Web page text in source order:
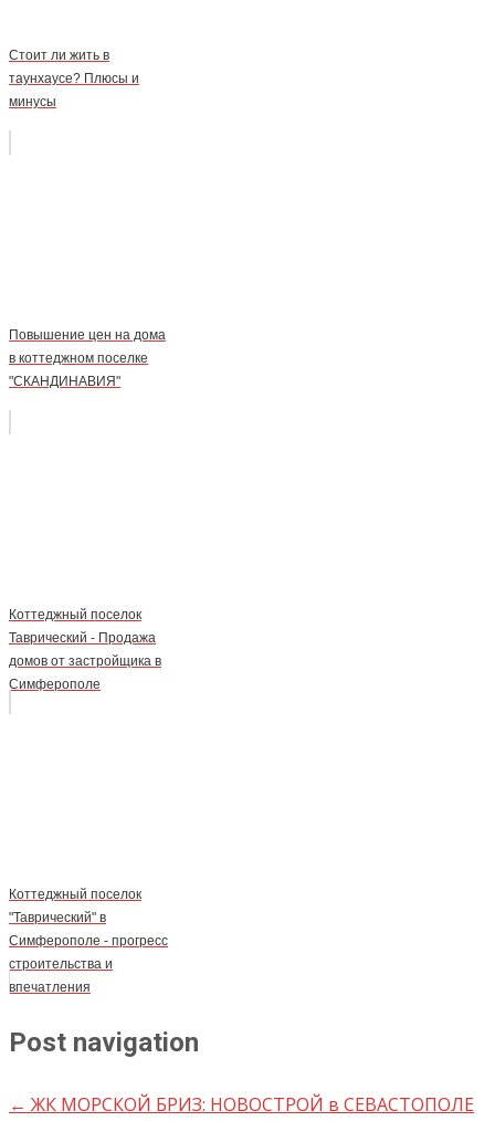
Стоит ли жить в
таунхаусе? Плюсы и
минусы
Повышение цен на дома
в коттеджном поселке
"СКАНДИНАВИЯ"
Коттеджный поселок
Таврический - Продажа
домов от застройщика в
Симферополе
Коттеджный поселок
"Таврический" в
Симферополе - прогресс
строительства и
впечатления
Post navigation
← ЖК МОРСКОЙ БРИЗ: НОВОСТРОЙ в СЕВАСТОПОЛЕ